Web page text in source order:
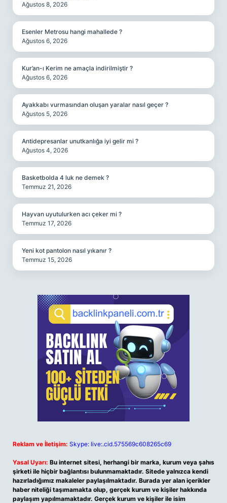
Ağustos 8, 2026
Esenler Metrosu hangi mahallede ?
Ağustos 6, 2026
Kur’an-ı Kerim ne amaçla indirilmiştir ?
Ağustos 6, 2026
Ayakkabı vurmasından oluşan yaralar nasıl geçer ?
Ağustos 5, 2026
Antidepresanlar unutkanlığa iyi gelir mi ?
Ağustos 4, 2026
Basketbolda 4 luk ne demek ?
Temmuz 21, 2026
Hayvan uyutulurken acı çeker mi ?
Temmuz 17, 2026
Yeni kot pantolon nasıl yıkanır ?
Temmuz 15, 2026
Reklam ve İletişim: Skype: live:.cid.575569c608265c69
Yasal Uyarı: Bu internet sitesi, herhangi bir marka, kurum veya şahıs
şirketi ile hiçbir bağlantısı bulunmamaktadır. Sitede yalnızca kendi
hazırladığımız makaleler paylaşılmaktadır. Burada yer alan içerikler
haber niteliği taşımamakta olup, gerçek kurum ve kişiler hakkında
paylaşım yapılmamaktadır. Gerçek kurum ve kişiler ile isim